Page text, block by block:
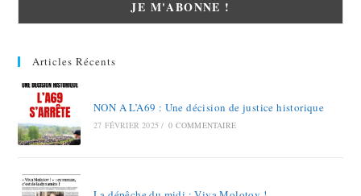
Articles Récents
NON A L’A69 : Une décision de justice historique
27 FÉVRIER 2025 / 0 COMMENTAIRE